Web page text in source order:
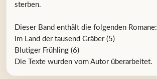
sterben.
Dieser Band enthält die folgenden Romane:
Im Land der tausend Gräber (5)
Blutiger Frühling (6)
Die Texte wurden vom Autor überarbeitet.